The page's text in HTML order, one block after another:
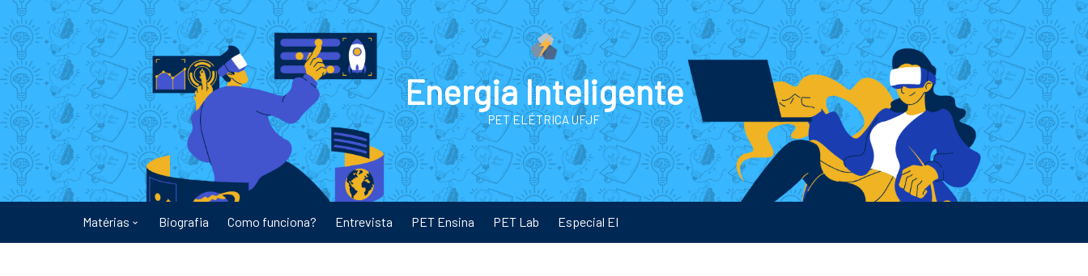
para
conteúdo
Energia Inteligente
PET ELÉTRICA UFJF
Matérias Biografia Como funciona? Entrevista PET Ensina PET Lab Especial EI